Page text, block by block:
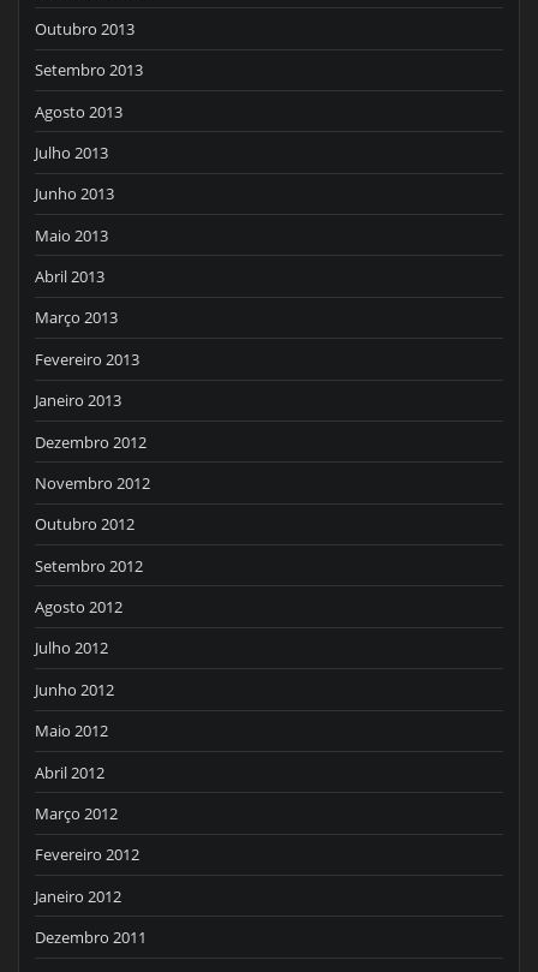
Outubro 2013
Setembro 2013
Agosto 2013
Julho 2013
Junho 2013
Maio 2013
Abril 2013
Março 2013
Fevereiro 2013
Janeiro 2013
Dezembro 2012
Novembro 2012
Outubro 2012
Setembro 2012
Agosto 2012
Julho 2012
Junho 2012
Maio 2012
Abril 2012
Março 2012
Fevereiro 2012
Janeiro 2012
Dezembro 2011